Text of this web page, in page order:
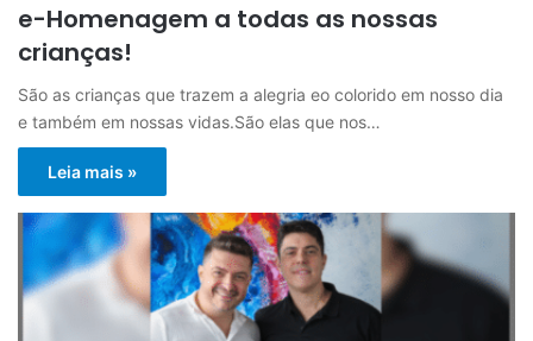
e-Homenagem a todas as nossas
crianças!
São as crianças que trazem a alegria eo colorido em nosso dia
e também em nossas vidas.São elas que nos…
Leia mais »